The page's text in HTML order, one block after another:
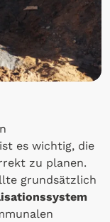
es wichtig, die
zu planen.
grundsätzlich